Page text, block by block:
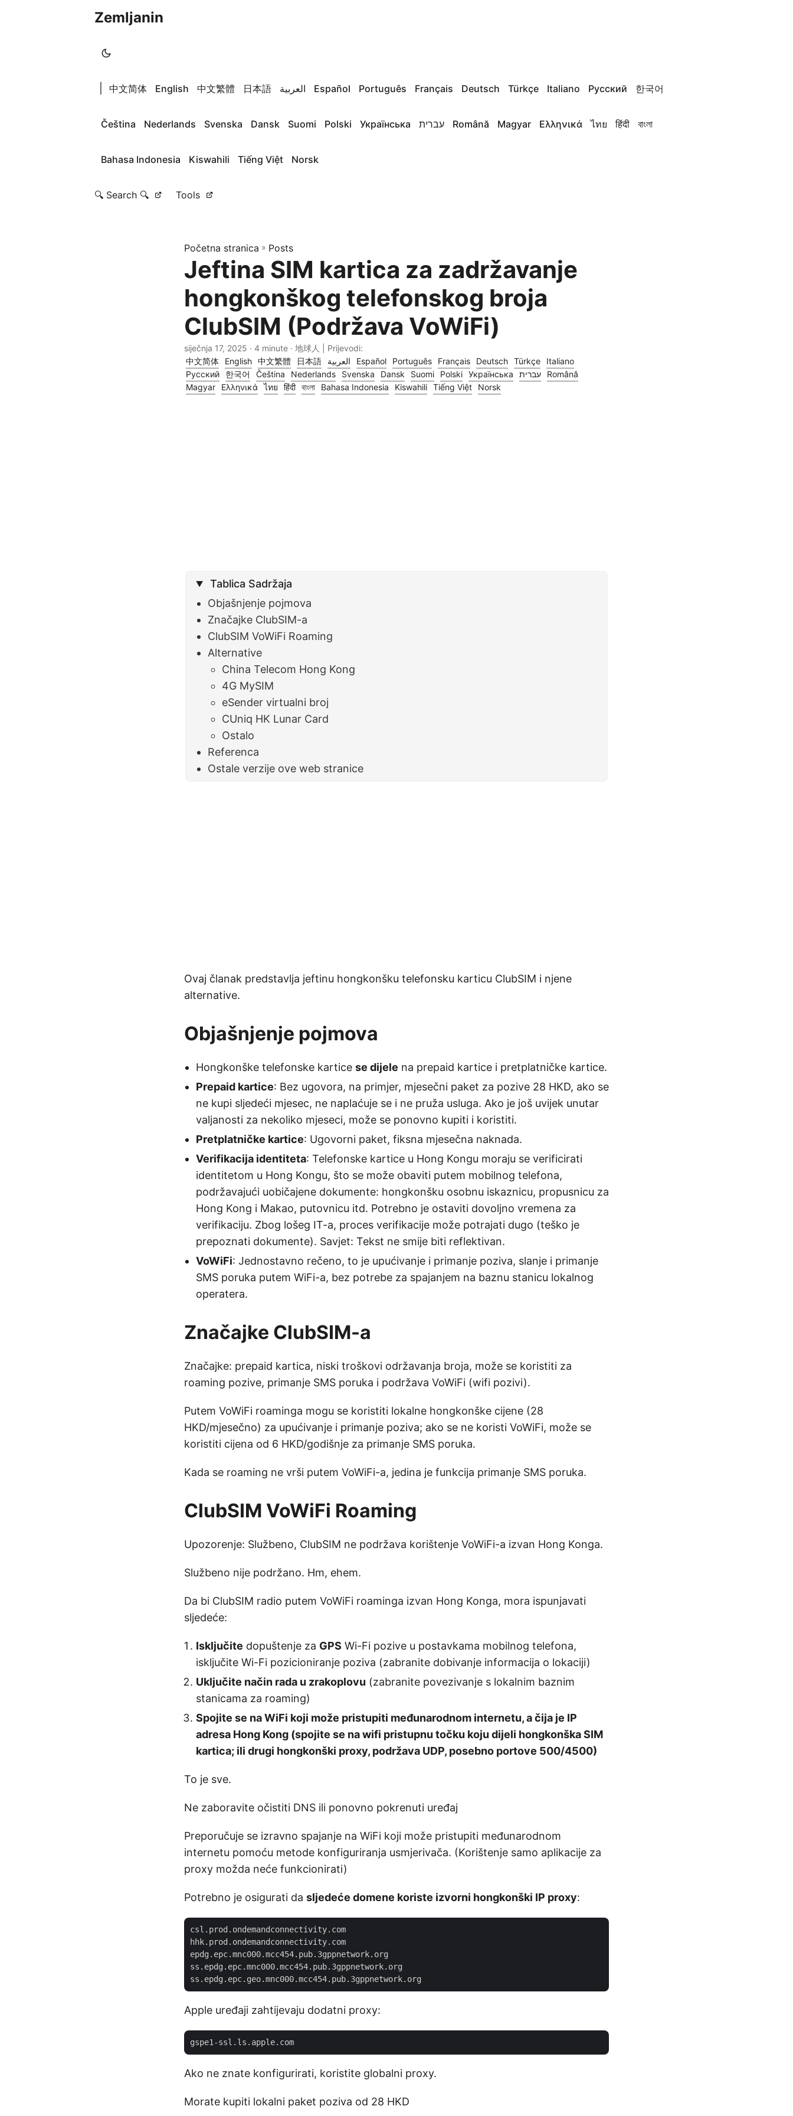
Zemljanin
中文简体 English 中文繁體 日本語 العربية Español Português Français Deutsch Türkçe Italiano Русский 한국어
Čeština Nederlands Svenska Dansk Suomi Polski Українська עברית Română Magyar Ελληνικά ไทย हिंदी বাংলা
Bahasa Indonesia Kiswahili Tiếng Việt Norsk
🔍 Search 🔍 Tools
Početna stranica » Posts
Jeftina SIM kartica za zadržavanje
hongkonškog telefonskog broja
ClubSIM (Podržava VoWiFi)
siječnja 17, 2025 · 4 minute · 地球人 | Prijevodi:
中文简体
English 中文繁體 日本語 العربية Español Português Français Deutsch Türkçe
Italiano
Русский
한국어 Čeština Nederlands Svenska Dansk Suomi Polski Українська עברית
Română
Magyar
Ελληνικά ไทย हिंदी বাংলা Bahasa Indonesia Kiswahili Tiếng Việt Norsk
Tablica Sadržaja
Objašnjenje pojmova
Značajke ClubSIM-a
ClubSIM VoWiFi Roaming
Alternative
China Telecom Hong Kong
4G MySIM
eSender virtualni broj
CUniq HK Lunar Card
Ostalo
Referenca
Ostale verzije ove web stranice
Ovaj članak predstavlja jeftinu hongkonšku telefonsku karticu ClubSIM i njene
alternative.
Objašnjenje pojmova
Hongkonške telefonske kartice se dijele na prepaid kartice i pretplatničke kartice.
Prepaid kartice: Bez ugovora, na primjer, mjesečni paket za pozive 28 HKD, ako se
ne kupi sljedeći mjesec, ne naplaćuje se i ne pruža usluga. Ako je još uvijek unutar
valjanosti za nekoliko mjeseci, može se ponovno kupiti i koristiti.
Pretplatničke kartice: Ugovorni paket, fiksna mjesečna naknada.
Verifikacija identiteta: Telefonske kartice u Hong Kongu moraju se verificirati
identitetom u Hong Kongu, što se može obaviti putem mobilnog telefona,
podržavajući uobičajene dokumente: hongkonšku osobnu iskaznicu, propusnicu za
Hong Kong i Makao, putovnicu itd. Potrebno je ostaviti dovoljno vremena za
verifikaciju. Zbog lošeg IT-a, proces verifikacije može potrajati dugo (teško je
prepoznati dokumente). Savjet: Tekst ne smije biti reflektivan.
VoWiFi: Jednostavno rečeno, to je upućivanje i primanje poziva, slanje i primanje
SMS poruka putem WiFi-a, bez potrebe za spajanjem na baznu stanicu lokalnog
operatera.
Značajke ClubSIM-a
Značajke: prepaid kartica, niski troškovi održavanja broja, može se koristiti za
roaming pozive, primanje SMS poruka i podržava VoWiFi (wifi pozivi).
Putem VoWiFi roaminga mogu se koristiti lokalne hongkonške cijene (28
HKD/mjesečno) za upućivanje i primanje poziva; ako se ne koristi VoWiFi, može se
koristiti cijena od 6 HKD/godišnje za primanje SMS poruka.
Kada se roaming ne vrši putem VoWiFi-a, jedina je funkcija primanje SMS poruka.
ClubSIM VoWiFi Roaming
Upozorenje: Službeno, ClubSIM ne podržava korištenje VoWiFi-a izvan Hong Konga.
Službeno nije podržano. Hm, ehem.
Da bi ClubSIM radio putem VoWiFi roaminga izvan Hong Konga, mora ispunjavati
sljedeće:
Isključite dopuštenje za GPS Wi-Fi pozive u postavkama mobilnog telefona,
isključite Wi-Fi pozicioniranje poziva (zabranite dobivanje informacija o lokaciji)
Uključite način rada u zrakoplovu (zabranite povezivanje s lokalnim baznim
stanicama za roaming)
Spojite se na WiFi koji može pristupiti međunarodnom internetu, a čija je IP
adresa Hong Kong (spojite se na wifi pristupnu točku koju dijeli hongkonška SIM
kartica; ili drugi hongkonški proxy, podržava UDP, posebno portove 500/4500)
To je sve.
Ne zaboravite očistiti DNS ili ponovno pokrenuti uređaj
Preporučuje se izravno spajanje na WiFi koji može pristupiti međunarodnom
internetu pomoću metode konfiguriranja usmjerivača. (Korištenje samo aplikacije za
proxy možda neće funkcionirati)
Potrebno je osigurati da sljedeće domene koriste izvorni hongkonški IP proxy:
csl.prod.ondemandconnectivity.com
hhk.prod.ondemandconnectivity.com
epdg.epc.mnc000.mcc454.pub.3gppnetwork.org
ss.epdg.epc.mnc000.mcc454.pub.3gppnetwork.org
Apple uređaji zahtijevaju dodatni proxy:
Ako ne znate konfigurirati, koristite globalni proxy.
Morate kupiti lokalni paket poziva od 28 HKD